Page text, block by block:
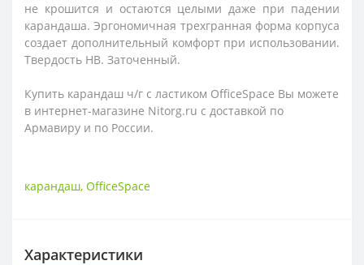
не крошится и остаются целыми даже при падении
карандаша. Эргономичная трехгранная форма корпуса
создает дополнительный комфорт при использовании.
Твердость HB. Заточенный.
Купить карандаш ч/г с ластиком OfficeSpace Вы можете
в интернет-магазине Nitorg.ru с доставкой по
Армавиру и по России.
карандаш, OfficeSpace
Характеристики